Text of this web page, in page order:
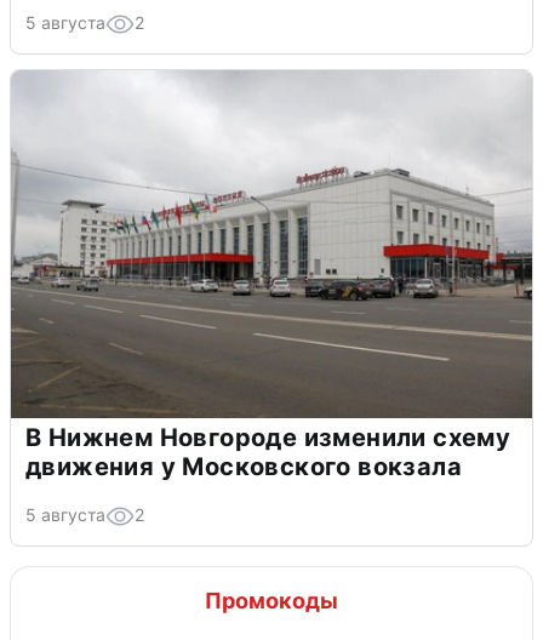
5 августа 2
В Нижнем Новгороде изменили схему
движения у Московского вокзала
5 августа 2
Промокоды